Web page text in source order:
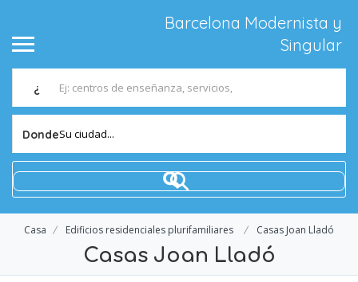
Barcelona Modernista y
Singular
¿
DondeSu ciudad...
Casa Edificios residenciales plurifamiliares Casas Joan Lladó
Casas Joan Lladó